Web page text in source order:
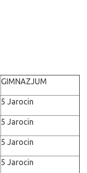
GIMNAZJUM
5 Jarocin
5 Jarocin
5 Jarocin
5 Jarocin